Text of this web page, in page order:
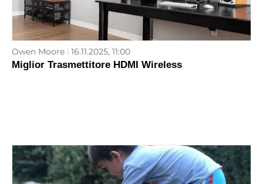
Owen Moore 16.11.2025, 11:00
Miglior Trasmettitore HDMI Wireless